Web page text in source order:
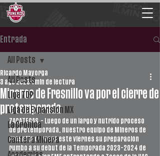
Entrada
All Posts
Liga TDP
Liga de Expansión MX
La Crónica
Cantera Minera
All Posts
Mineros de Fresnillo va por el cierre de
pretemporada
Ricardo Mayorga
3 ago 2023 1 min de lectura
ZACATECAS.- Luego de un largo y nutrido proceso
de pretemporada, nuestro equipo de Mineros de
Fresnillo cerrará este viernes su preparación
rumbo a su debut de la Temporada 2023-2024 de